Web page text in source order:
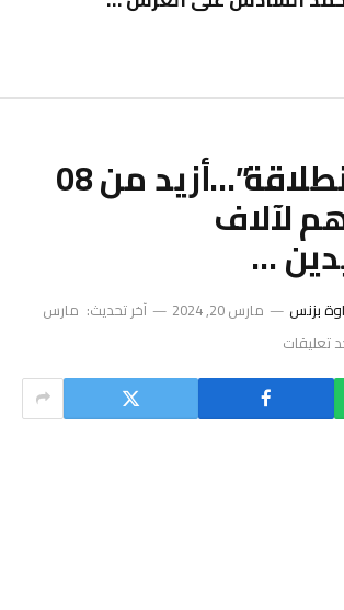
برنامج “إنطلاقة”…أزيد من 08
لآلاف
…
بزنس مارس 20, 2024 آخر تحديث: مارس
تعليقات